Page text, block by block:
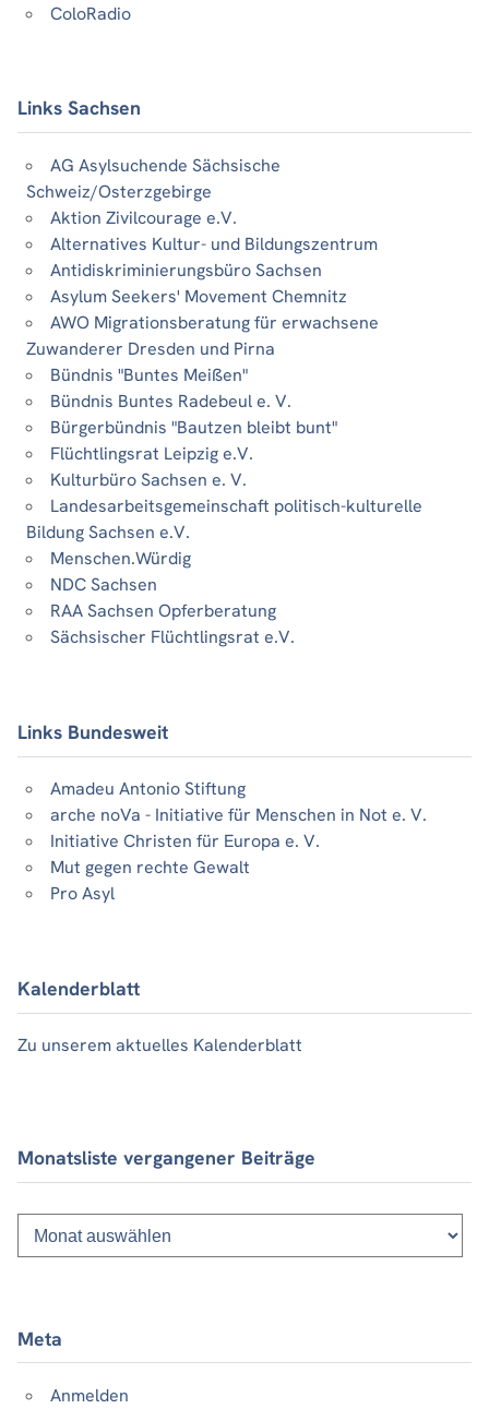
ColoRadio
Links Sachsen
AG Asylsuchende Sächsische
Schweiz/Osterzgebirge
Aktion Zivilcourage e.V.
Alternatives Kultur- und Bildungszentrum
Antidiskriminierungsbüro Sachsen
Asylum Seekers' Movement Chemnitz
AWO Migrationsberatung für erwachsene
Zuwanderer Dresden und Pirna
Bündnis "Buntes Meißen"
Bündnis Buntes Radebeul e. V.
Bürgerbündnis "Bautzen bleibt bunt"
Flüchtlingsrat Leipzig e.V.
Kulturbüro Sachsen e. V.
Landesarbeitsgemeinschaft politisch-kulturelle
Bildung Sachsen e.V.
Menschen.Würdig
NDC Sachsen
RAA Sachsen Opferberatung
Sächsischer Flüchtlingsrat e.V.
Links Bundesweit
Amadeu Antonio Stiftung
arche noVa - Initiative für Menschen in Not e. V.
Initiative Christen für Europa e. V.
Mut gegen rechte Gewalt
Pro Asyl
Kalenderblatt
Zu unserem aktuelles Kalenderblatt
Monatsliste vergangener Beiträge
Monatsliste
vergangener
Beiträge
Meta
Anmelden